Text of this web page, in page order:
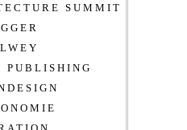
SUMMIT
PUBLISHING